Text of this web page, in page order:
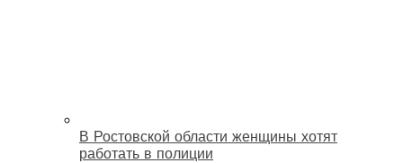
В Ростовской области женщины хотят
работать в полиции